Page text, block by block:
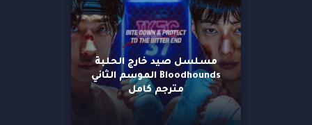
مسلسل صيد خارج الحلبة
Bloodhounds الموسم الثاني
مترجم كامل